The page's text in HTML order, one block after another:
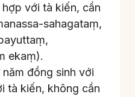
với tà kiến, cần
sahagataṃ,
ekaṃ).
đồng sinh với
tà kiến, không cần